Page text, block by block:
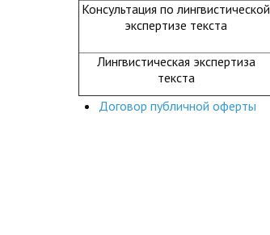
Консультация по лингвистической
экспертизе текста
Лингвистическая экспертиза
текста
Договор публичной оферты